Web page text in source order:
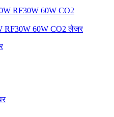
RF30W 60W CO2 लेजर